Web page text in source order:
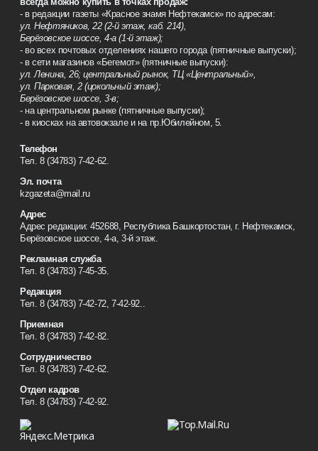
- в редакции газеты «Красное знамя Нефтекамск» по адресам:
ул. Нефтяников, 22 (2-й этаж, каб. 214),
Берёзовское шоссе, 4-а (1-й этаж);
- во всех почтовых отделениях нашего города (пятничные выпуски);
- в сети магазинов «Бегемот» (пятничные выпуски):
ул. Ленина, 26; центральный рынок, ТЦ «Центральный»,
ул. Парковая, 2 (цокольный этаж);
Берёзовское шоссе, 3-в;
- на центральном рынке (пятничные выпуски);
- в киосках на автовокзале и на пр.Юбилейном, 5.
Телефон
Тел. 8 (34783) 7-42-62.
Эл. почта
kzgazeta@mail.ru
Адрес
Адрес редакции: 452688, Республика Башкортостан, г. Нефтекамск,
Берёзовское шоссе, 4-а, 3-й этаж.
Рекламная служба
Тел. 8 (34783) 7-45-35.
Редакция
Тел. 8 (34783) 7-42-72, 7-42-92..
Приемная
Тел. 8 (34783) 7-42-82.
Сотрудничество
Тел. 8 (34783) 7-42-62.
Отдел кадров
Тел. 8 (34783) 7-42-92.